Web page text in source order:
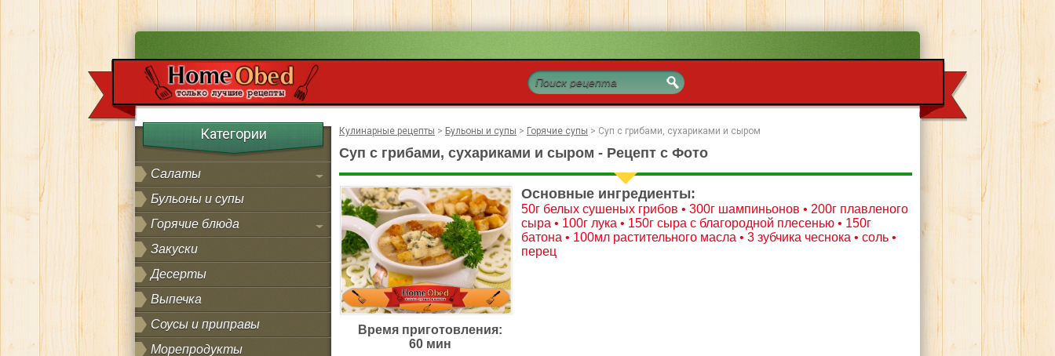
Категории
Салаты
Бульоны и супы
Горячие блюда
Закуски
Десерты
Выпечка
Соусы и приправы
Морепродукты
Кулинарные рецепты > Бульоны и супы > Горячие супы > Суп с грибами, сухариками и сыром
Суп с грибами, сухариками и сыром - Рецепт с Фото
Время приготовления:
60 мин
Основные ингредиенты:
50г белых сушеных грибов • 300г шампиньонов • 200г плавленого
сыра • 100г лука • 150г сыра с благородной плесенью • 150г
батона • 100мл растительного масла • 3 зубчика чеснока • соль •
перец